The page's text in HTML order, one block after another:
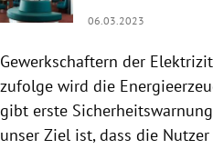
06.03.2023
Gewerkschaftern der
zufolge wird die
gibt erste
unser Ziel ist, dass die